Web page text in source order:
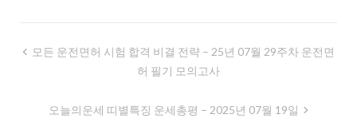
글모든 운전면허 시험 합격 비결 전략 – 25년 07월 29주차 운전면
허 필기 모의고사
오늘의운세 띠별특징 운세총평 – 2025년 07월 19일